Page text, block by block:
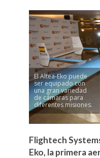
El Altea-Eko puede
ser equipado con
una gran variedad
de cámaras para
diferentes misiones.
Flightech
Eko, la primera